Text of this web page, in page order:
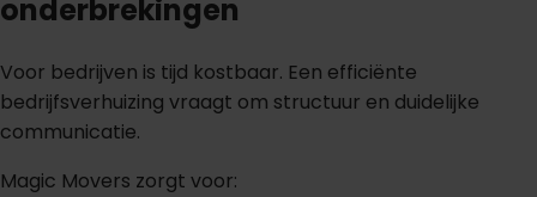
onderbrekingen
Voor bedrijven is tijd kostbaar. Een efficiënte
bedrijfsverhuizing vraagt om structuur en duidelijke
communicatie.
Magic Movers zorgt voor: